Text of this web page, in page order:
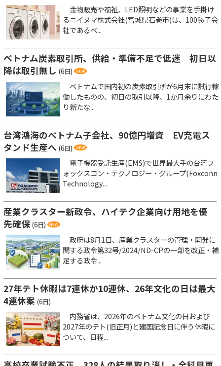
金物販売や福祉、LED照明などの事業を手掛け
るニイヌマ株式会社(宮城県石巻市)は、100％子会
社であるベ...
ベトナム炭素取引所、供給・準備不足で低迷 初日以
降は取引無し (6日)
ベトナムで国内初の炭素取引所が6月末に試行稼
働したものの、初日の取引以降、1か月余りにわた
り新たな...
台湾鴻海のベトナム子会社、90億円増資 EV充電ス
タンド生産へ (6日)
電子機器受託生産(EMS)で世界最大手の台湾フ
ォックスコン・テクノロジー・グループ(Foxconn
Technology...
産業クラスター新政令、ハイテク企業向け用地を優
先確保 (6日)
政府は8月1日、産業クラスターの管理・開発に
関する政令第32号/2024/ND-CPの一部を改正・補
足する政令...
27年テト休暇は7連休か10連休、26年文化の日は最大
4連休案 (6日)
内務省は、2026年のベトナム文化の日および
2027年のテト(旧正月)と建国記念日に伴う休暇に
ついて、日程...